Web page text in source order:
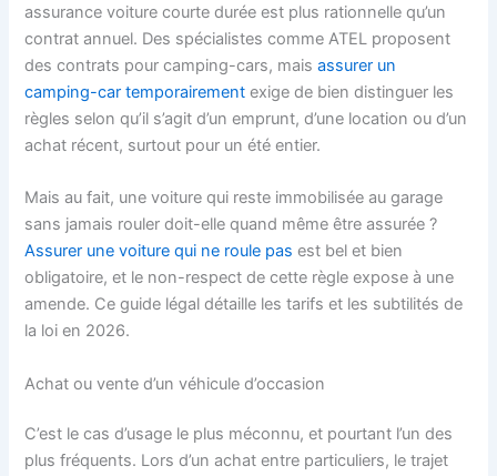
assurance voiture courte durée est plus rationnelle qu’un
contrat annuel. Des spécialistes comme ATEL proposent
des contrats pour camping-cars, maisassurer un
camping-car temporairement exige de bien distinguer les
règles selon qu’il s’agit d’un emprunt, d’une location ou d’un
achat récent, surtout pour un été entier.
Mais au fait, une voiture qui reste immobilisée au garage
sans jamais rouler doit-elle quand même être assurée ?
Assurer une voiture qui ne roule pas est bel et bien
obligatoire, et le non-respect de cette règle expose à une
amende. Ce guide légal détaille les tarifs et les subtilités de
la loi en 2026.
Achat ou vente d’un véhicule d’occasion
C’est le cas d’usage le plus méconnu, et pourtant l’un des
plus fréquents. Lors d’un achat entre particuliers, le trajet